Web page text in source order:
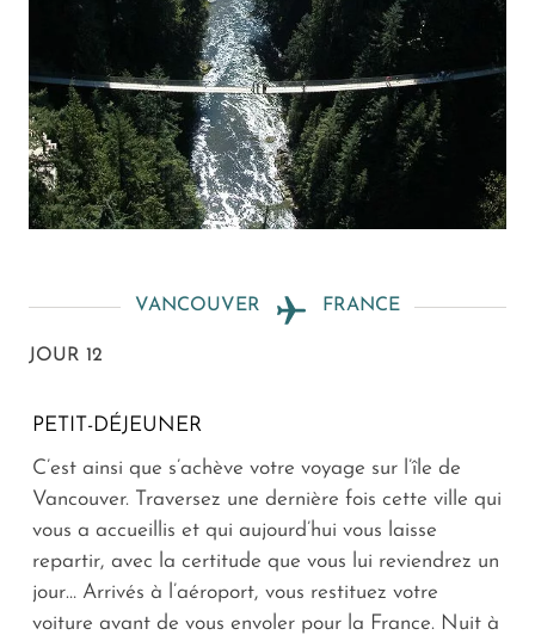
VANCOUVER FRANCE
JOUR 12
PETIT-DÉJEUNER
C’est ainsi que s’achève votre voyage sur l’île de
Vancouver. Traversez une dernière fois cette ville qui
vous a accueillis et qui aujourd’hui vous laisse
repartir, avec la certitude que vous lui reviendrez un
jour… Arrivés à l’aéroport, vous restituez votre
voiture avant de vous envoler pour la France. Nuit à